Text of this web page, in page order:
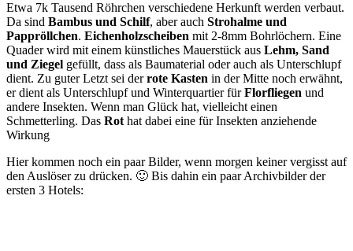
Etwa 7k Tausend Röhrchen verschiedene Herkunft werden verbaut.
Da sind Bambus und Schilf, aber auch Strohalme und
Pappröllchen. Eichenholzscheiben mit 2-8mm Bohrlöchern. Eine
Quader wird mit einem künstliches Mauerstück aus Lehm, Sand
und Ziegel gefüllt, dass als Baumaterial oder auch als Unterschlupf
dient. Zu guter Letzt sei derrote Kasten in der Mitte noch erwähnt,
er dient als Unterschlupf und Winterquartier fürFlorfliegen und
andere Insekten. Wenn man Glück hat, vielleicht einen
Schmetterling. Das Rothat dabei eine für Insekten anziehende
Wirkung
Hier kommen noch ein paar Bilder, wenn morgen keiner vergisst auf
den Auslöser zu drücken. 🙂 Bis dahin ein paar Archivbilder der
ersten 3 Hotels: